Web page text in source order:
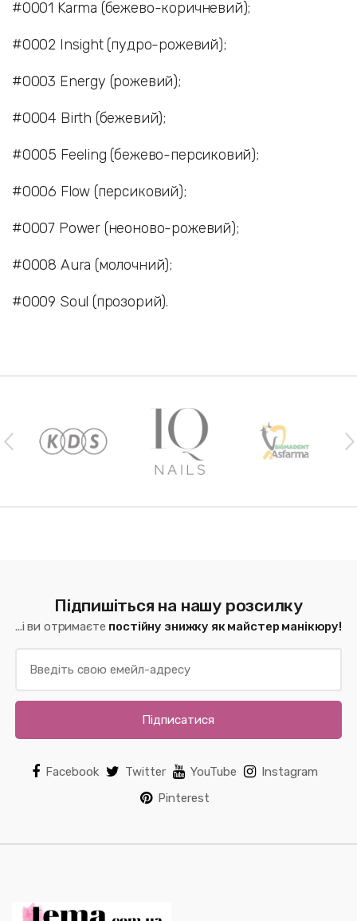
#0001 Karma (бежево-коричневий);
#0002 Insight (пудро-рожевий);
#0003 Energy (рожевий);
#0004 Birth (бежевий);
#0005 Feeling (бежево-персиковий);
#0006 Flow (персиковий);
#0007 Power (неоново-рожевий);
#0008 Aura (молочний);
#0009 Soul (прозорий).
Підпишіться на нашу розсилку
...і ви отримаєте постійну знижку як майстер манікюру!
Підписатися
Facebook Twitter YouTube
Instagram
Pinterest